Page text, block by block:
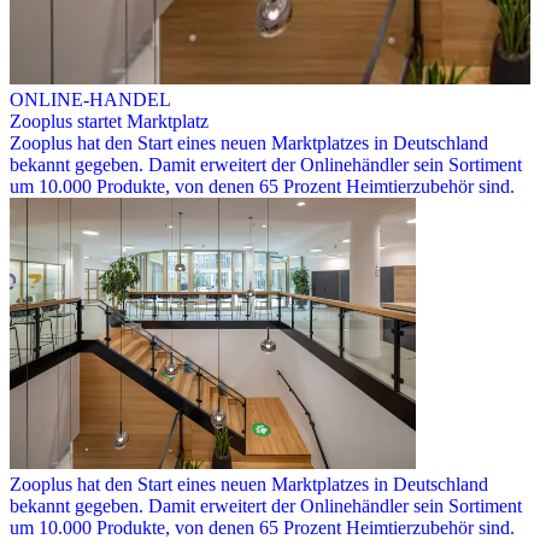
ONLINE-HANDEL
Zooplus startet Marktplatz
Zooplus hat den Start eines neuen Marktplatzes in Deutschland
bekannt gegeben. Damit erweitert der Onlinehändler sein Sortiment
um 10.000 Produkte, von denen 65 Prozent Heimtierzubehör sind.
Zooplus hat den Start eines neuen Marktplatzes in Deutschland
bekannt gegeben. Damit erweitert der Onlinehändler sein Sortiment
um 10.000 Produkte, von denen 65 Prozent Heimtierzubehör sind.